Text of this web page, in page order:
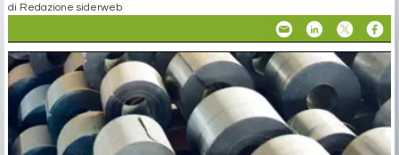
di Redazione siderweb